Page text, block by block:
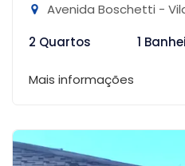
Avenida Boschetti - Vila
2 Quartos
1
Mais informações